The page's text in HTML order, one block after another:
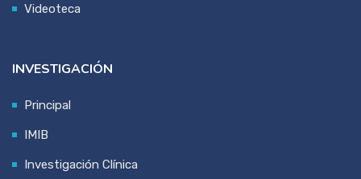
Videoteca
INVESTIGACIÓN
Principal
IMIB
Investigación Clínica